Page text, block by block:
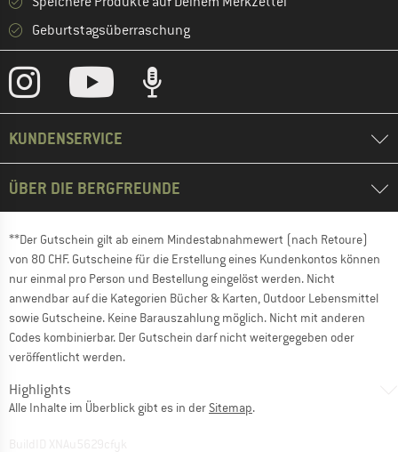
Geburtstagsüberraschung
KUNDENSERVICE
ÜBER DIE BERGFREUNDE
**Der Gutschein gilt ab einem Mindestabnahmewert (nach Retoure)
von 80 CHF. Gutscheine für die Erstellung eines Kundenkontos können
nur einmal pro Person und Bestellung eingelöst werden. Nicht
anwendbar auf die Kategorien Bücher & Karten, Outdoor Lebensmittel
sowie Gutscheine. Keine Barauszahlung möglich. Nicht mit anderen
Codes kombinierbar. Der Gutschein darf nicht weitergegeben oder
veröffentlicht werden.
Highlights
Alle Inhalte im Überblick gibt es in der Sitemap.